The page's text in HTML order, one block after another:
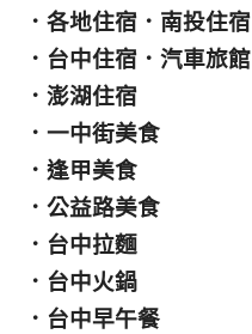
． 各地住宿 ． 南投住宿
． 台中住宿 ． 汽車旅館
． 澎湖住宿
． 一中街美食
． 逢甲美食
． 公益路美食
． 台中拉麵
． 台中火鍋
． 台中早午餐